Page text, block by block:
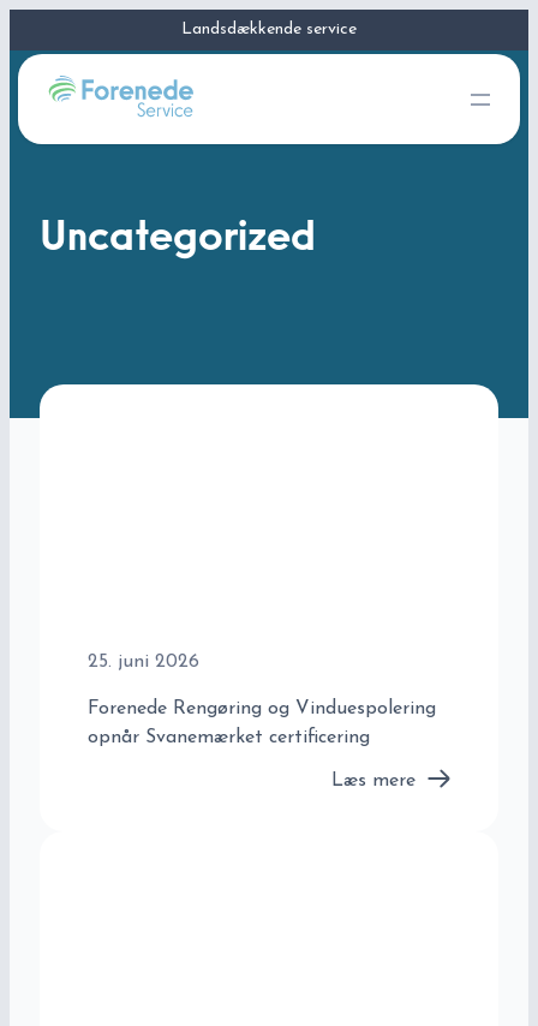
Landsdækkende service
39 69 50 50
Uncategorized
25. juni 2026
Forenede Rengøring og Vinduespolering
opnår Svanemærket certificering
Læs mere